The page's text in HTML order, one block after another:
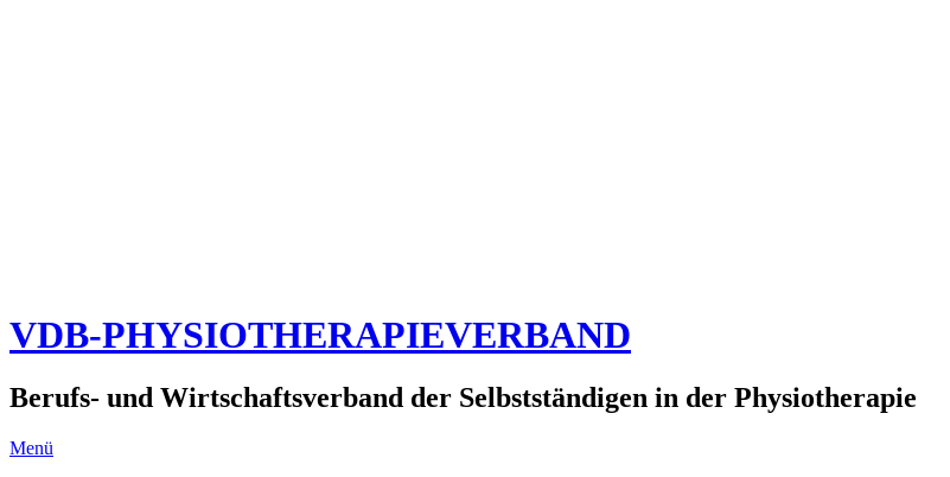
VDB-PHYSIOTHERAPIEVERBAND
Berufs- und Wirtschaftsverband der Selbstständigen in der Physiotherapie
Menü